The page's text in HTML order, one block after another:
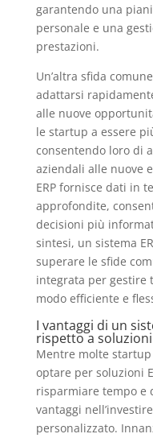
garantendo una
personale e una
prestazioni.
Un’altra sfida
adattarsi
alle nuove
le startup a essere
consentendo loro di
aziendali alle nuove
ERP fornisce dati in
approfondite,
decisioni più
sintesi, un sistema
superare le sfide
integrata per gestire
modo efficiente e
I vantaggi di un
rispetto a
Mentre molte
optare per soluzioni
risparmiare tempo e
vantaggi
personalizzato.